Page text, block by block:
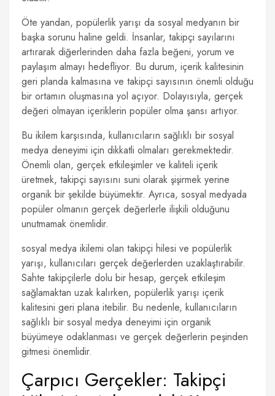
Öte yandan, popülerlik yarışı da sosyal medyanın bir
başka sorunu haline geldi. İnsanlar, takipçi sayılarını
artırarak diğerlerinden daha fazla beğeni, yorum ve
paylaşım almayı hedefliyor. Bu durum, içerik kalitesinin
geri planda kalmasına ve takipçi sayısının önemli olduğu
bir ortamın oluşmasına yol açıyor. Dolayısıyla, gerçek
değeri olmayan içeriklerin popüler olma şansı artıyor.
Bu ikilem karşısında, kullanıcıların sağlıklı bir sosyal
medya deneyimi için dikkatli olmaları gerekmektedir.
Önemli olan, gerçek etkileşimler ve kaliteli içerik
üretmek, takipçi sayısını suni olarak şişirmek yerine
organik bir şekilde büyümektir. Ayrıca, sosyal medyada
popüler olmanın gerçek değerlerle ilişkili olduğunu
unutmamak önemlidir.
sosyal medya ikilemi olan takipçi hilesi ve popülerlik
yarışı, kullanıcıları gerçek değerlerden uzaklaştırabilir.
Sahte takipçilerle dolu bir hesap, gerçek etkileşim
sağlamaktan uzak kalırken, popülerlik yarışı içerik
kalitesini geri plana itebilir. Bu nedenle, kullanıcıların
sağlıklı bir sosyal medya deneyimi için organik
büyümeye odaklanması ve gerçek değerlerin peşinden
gitmesi önemlidir.
Çarpıcı Gerçekler: Takipçi